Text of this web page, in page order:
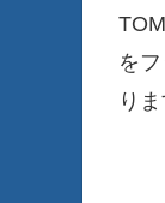
を
り